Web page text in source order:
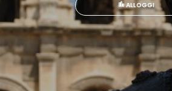
ALLOGGI